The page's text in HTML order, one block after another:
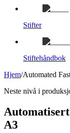
Stifter
Stiftehåndbok
Hjem/Automated
Neste nivå i
A3